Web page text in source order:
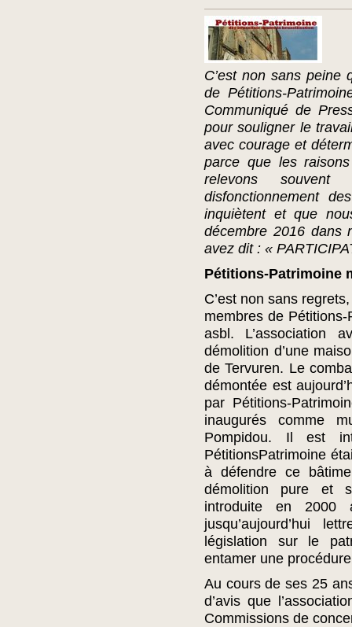
C’est non sans peine
de Pétitions-
Communiqué de
pour souligner le
avec courage et
parce que les
relevons
disfonctionnement
inquiètent et que
décembre 2016 dans
avez dit : «
Pétitions-Patrimoine
C’est non sans
membres de
asbl.
démolition d’une
de Tervuren. Le
démontée est
par Pétitions-
inaugurés comme
Pompidou. Il est
PétitionsPatrimoine
à défendre ce
démolition pure et
introduite en 2000
jusqu’aujourd’hui
législation sur le
entamer une
Au cours de ses 25
d’avis que
Commissions de